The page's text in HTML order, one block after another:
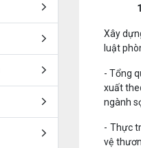
Xây
luật
- Tổng
xuất
ngành
- Thực
vệ